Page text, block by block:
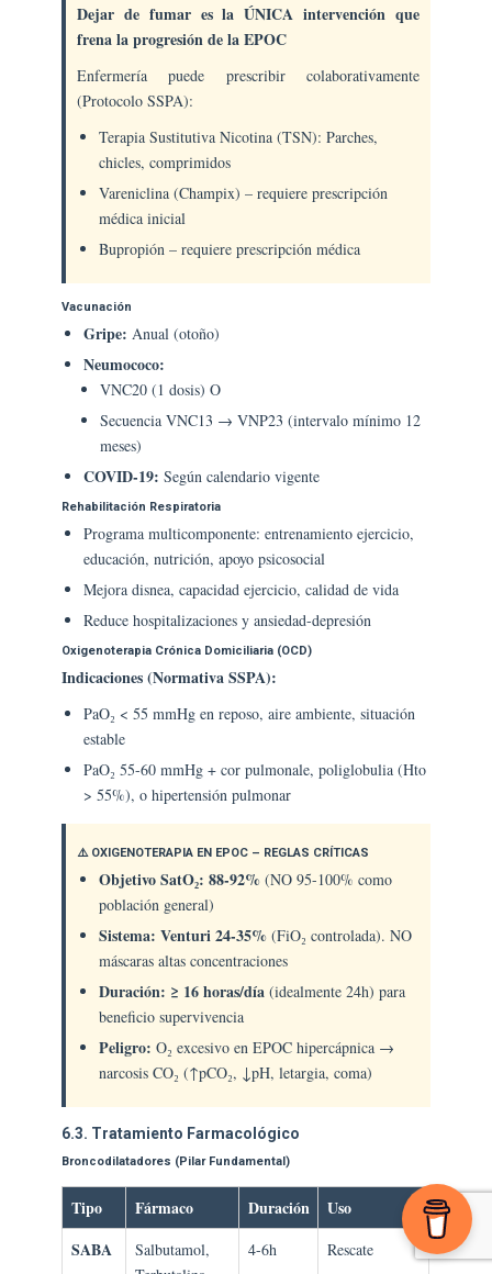
Dejar de fumar es la ÚNICA intervención que
frena la progresión de la EPOC
Enfermería puede prescribir colaborativamente
(Protocolo SSPA):
Terapia Sustitutiva Nicotina (TSN): Parches,
chicles, comprimidos
Vareniclina (Champix) – requiere prescripción
médica inicial
Bupropión – requiere prescripción médica
Vacunación
Gripe: Anual (otoño)
Neumococo:
VNC20 (1 dosis) O
Secuencia VNC13 → VNP23 (intervalo mínimo 12
meses)
COVID-19: Según calendario vigente
Rehabilitación Respiratoria
Programa multicomponente: entrenamiento ejercicio,
educación, nutrición, apoyo psicosocial
Mejora disnea, capacidad ejercicio, calidad de vida
Reduce hospitalizaciones y ansiedad-depresión
Oxigenoterapia Crónica Domiciliaria (OCD)
Indicaciones (Normativa SSPA):
PaO₂ < 55 mmHg en reposo, aire ambiente, situación
estable
PaO₂ 55-60 mmHg + cor pulmonale, poliglobulia (Hto
> 55%), o hipertensión pulmonar
⚠️ OXIGENOTERAPIA EN EPOC – REGLAS CRÍTICAS
Objetivo SatO₂: 88-92% (NO 95-100% como
población general)
Sistema: Venturi 24-35% (FiO₂ controlada). NO
máscaras altas concentraciones
Duración: ≥ 16 horas/día (idealmente 24h) para
beneficio supervivencia
Peligro: O₂ excesivo en EPOC hipercápnica →
narcosis CO₂ (↑pCO₂, ↓pH, letargia, coma)
6.3. Tratamiento Farmacológico
Broncodilatadores (Pilar Fundamental)
Tipo Fármaco Duración
Uso
SABA
Salbutamol,
4-6h Rescate